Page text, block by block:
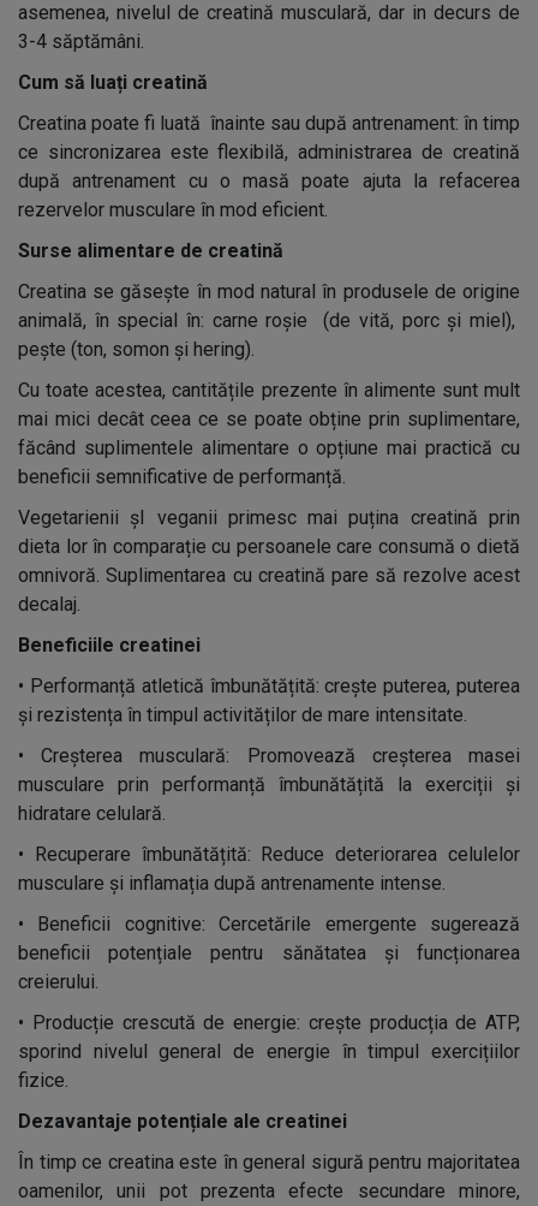
asemenea, nivelul de creatină musculară, dar in decurs de
3-4 săptămâni.
Cum să luați creatină
Creatina poate fi luată înainte sau după antrenament: în timp
ce sincronizarea este flexibilă, administrarea de creatină
după antrenament cu o masă poate ajuta la refacerea
rezervelor musculare în mod eficient.
Surse alimentare de creatină
Creatina se găsește în mod natural în produsele de origine
animală, în special în: carne roșie (de vită, porc și miel),
pește (ton, somon și hering).
Cu toate acestea, cantitățile prezente în alimente sunt mult
mai mici decât ceea ce se poate obține prin suplimentare,
făcând suplimentele alimentare o opțiune mai practică cu
beneficii semnificative de performanță.
Vegetarienii șI veganii primesc mai puțina creatină prin
dieta lor în comparație cu persoanele care consumă o dietă
omnivoră. Suplimentarea cu creatină pare să rezolve acest
decalaj.
Beneficiile creatinei
• Performanță atletică îmbunătățită: crește puterea, puterea
și rezistența în timpul activităților de mare intensitate.
•
Creșterea musculară: Promovează creșterea masei
musculare prin performanță îmbunătățită la exerciții și
hidratare celulară.
• Recuperare îmbunătățită: Reduce deteriorarea celulelor
musculare și inflamația după antrenamente intense.
•
Beneficii cognitive: Cercetările emergente sugerează
beneficii potențiale pentru sănătatea și funcționarea
creierului.
• Producție crescută de energie: crește producția de ATP,
sporind nivelul general de energie în timpul exercițiilor
fizice.
Dezavantaje potențiale ale creatinei
În timp ce creatina este în general sigură pentru majoritatea
oamenilor, unii pot prezenta efecte secundare minore,